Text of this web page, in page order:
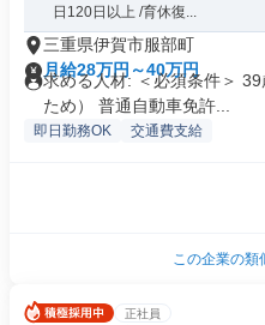
日120日以上 /育休復...
三重県伊賀市服部町
月給28万円～40万円
求める人材: ＜必須条件＞
ため） 普通自動車免許...
即日勤務OK 交通費支給
この企業の類
正社員